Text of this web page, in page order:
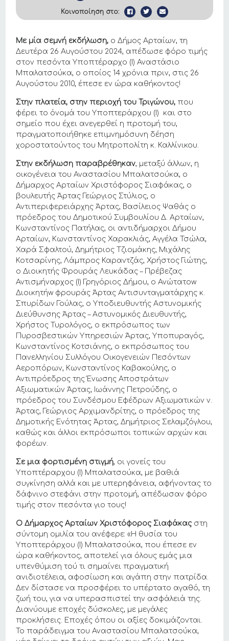
Κοινοποίηση στο:
Με μία σεμνή εκδήλωση, ο Δήμος Αρταίων, τη
Δευτέρα 26 Αυγούστου 2024, απέδωσε φόρο τιμής
στον πεσόντα Υποπτέραρχο (Ι) Αναστάσιο
Μπαλατσούκα, ο οποίος 14 χρόνια πριν, στις 26
Αυγούστου 2010, έπεσε εν ώρα καθήκοντος!
Στην πλατεία, στην περιοχή του Τριγώνου, που
φέρει το όνομά του Υποπτεράρχου (Ι) και στο
σημείο που έχει ανεγερθεί η προτομή του,
πραγματοποιήθηκε επιμνημόσυνη δέηση
χοροστατούντος του Μητροπολίτη κ. Καλλίνικου.
Στην εκδήλωση παραβρέθηκαν, μεταξύ άλλων, η
οικογένεια του Αναστασίου Μπαλατσούκα, ο
Δήμαρχος Αρταίων Χριστόφορος Σιαφάκας, ο
βουλευτής Άρτας Γεώργιος Στύλιος, ο
Αντιπεριφερειάρχης Άρτας, Βασίλειος Ψαθάς ο
πρόεδρος του Δημοτικού Συμβουλίου Δ. Αρταίων,
Κωνσταντίνος Πατήλας, οι αντιδήμαρχοι Δήμου
Αρταίων, Κωνσταντίνος Χαρακλιάς, Αγγέλα Τσώλα,
Χαρά Σφαλτού, Δημήτριος Τζιομάκης, Μιχάλης
Κοτσαρίνης, Λάμπρος Καραντζάς, Χρήστος Γιώτης,
ο Διοικητής Φρουράς Λευκάδας – Πρέβεζας
Αντισμήναρχος (Ι) Γρηγόριος Δήμου, o Ανώτατοw
Διοικητήw φρουράς Άρτας Αντισυνταγματάρχης κ.
Σπυρίδων Γούλας, ο Υποδιευθυντής Αστυνομικής
Διεύθυνσης Άρτας – Αστυνομικός Διευθυντής,
Χρήστος Τυρολόγος, ο εκπρόσωπος των
Πυροσβεστικών Υπηρεσιών Άρτας, Υποπυραγός,
Κωνσταντίνος Κοτσιάνης, ο εκπρόσωπος του
Πανελληνίου Συλλόγου Οικογενειών Πεσόντων
Αεροπόρων, Κωνσταντίνος Καβακούλης, ο
Αντιπρόεδρος της Ένωσης Αποστράτων
Αξιωματικών Άρτας, Ιωάννης Πετρούδης, ο
πρόεδρος του Συνδέσμου Εφέδρων Αξιωματικών ν.
Άρτας, Γεώργιος Αρχιμανδρίτης, ο πρόεδρος της
Δημοτικής Ενότητας Άρτας, Δημήτριος Σελαμζόγλου,
καθώς και άλλοι εκπρόσωποι τοπικών αρχών και
φορέων.
Σε μια φορτισμένη στιγμή, οι γονείς του
Υποπτέραρχου (Ι) Μπαλατσούκα, με βαθιά
συγκίνηση αλλά και με υπερηφάνεια, αφήνοντας το
δάφνινο στεφάνι στην προτομή, απέδωσαν φόρο
τιμής στον πεσόντα γιο τους!
Ο Δήμαρχος Αρταίων Χριστόφορος Σιαφάκαςστη
σύντομη ομιλία του ανέφερε: «Η θυσία του
Υποπτεράρχου (Ι) Μπαλατσούκα, που έπεσε εν
ώρα καθήκοντος, αποτελεί για όλους εμάς μια
υπενθύμιση τού τι σημαίνει πραγματική
ανιδιοτέλεια, αφοσίωση και αγάπη στην πατρίδα.
Δεν δίστασε να προσφέρει το υπέρτατο αγαθό, τη
ζωή του, για να υπερασπιστεί την ασφάλειά της.
Διανύουμε εποχές δύσκολες, με μεγάλες
προκλήσεις. Εποχές όπου οι αξίες δοκιμάζονται.
Το παράδειγμα του Αναστασίου Μπαλατσούκα,